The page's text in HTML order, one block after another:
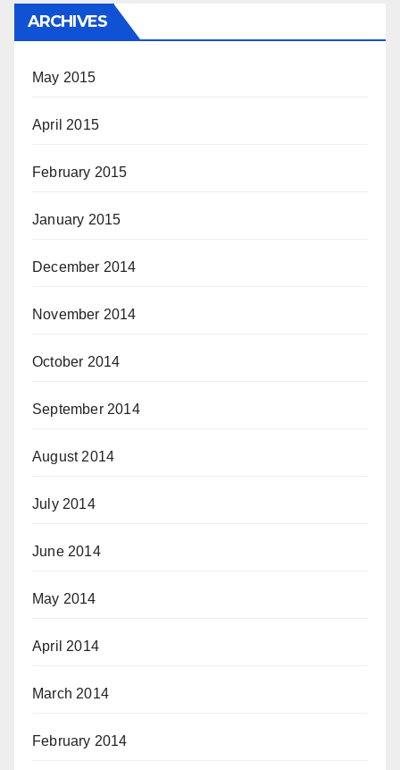
ARCHIVES
May 2015
April 2015
February 2015
January 2015
December 2014
November 2014
October 2014
September 2014
August 2014
July 2014
June 2014
May 2014
April 2014
March 2014
February 2014